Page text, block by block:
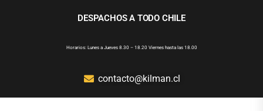
DESPACHOS A TODO CHILE
Horarios: Lunes a Jueves 8.30 – 18.20 Viernes hasta las 18.00
contacto@kilman.cl